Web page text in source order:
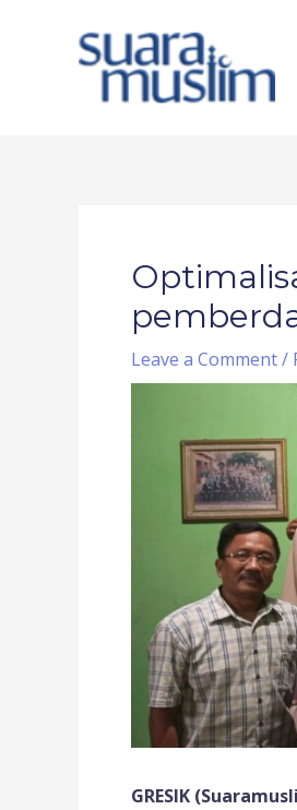
Leave a Comment/
GRESIK